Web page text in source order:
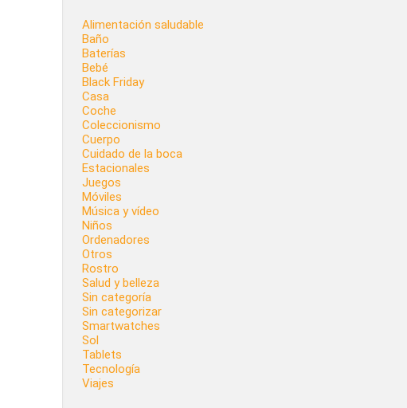
Alimentación saludable
Baño
Baterías
Bebé
Black Friday
Casa
Coche
Coleccionismo
Cuerpo
Cuidado de la boca
Estacionales
Juegos
Móviles
Música y vídeo
Niños
Ordenadores
Otros
Rostro
Salud y belleza
Sin categoría
Sin categorizar
Smartwatches
Sol
Tablets
Tecnología
Viajes